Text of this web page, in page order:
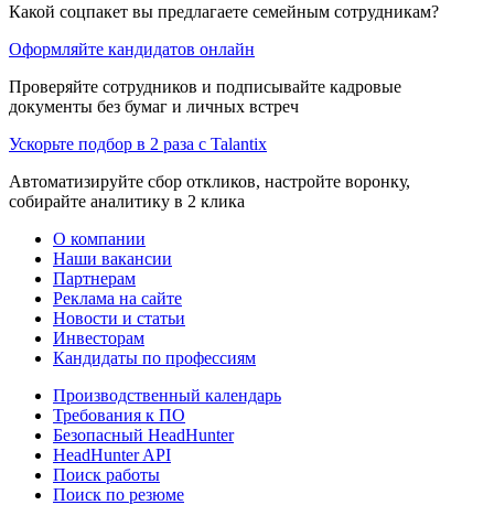
Какой соцпакет вы предлагаете семейным сотрудникам?
Оформляйте кандидатов онлайн
Проверяйте сотрудников и подписывайте кадровые
документы без бумаг и личных встреч
Ускорьте подбор в 2 раза с Talantix
Автоматизируйте сбор откликов, настройте воронку,
собирайте аналитику в 2 клика
О компании
Наши вакансии
Партнерам
Реклама на сайте
Новости и статьи
Инвесторам
Кандидаты по профессиям
Производственный календарь
Требования к ПО
Безопасный HeadHunter
HeadHunter API
Поиск работы
Поиск по резюме